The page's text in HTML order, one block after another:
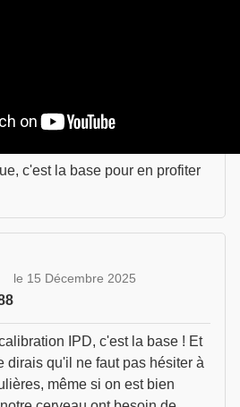
c'est la base pour en profiter
le 15 Décembre 2025
IPD, c'est la base ! Et
dirais qu'il ne faut pas hésiter à
même si on est bien